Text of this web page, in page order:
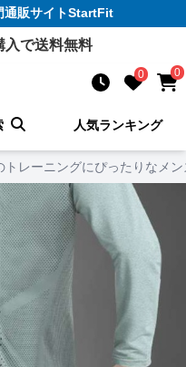
通販サイトStartFit
入で送料無料
0 0
人気ランキング
トレーニングにぴったりなメ